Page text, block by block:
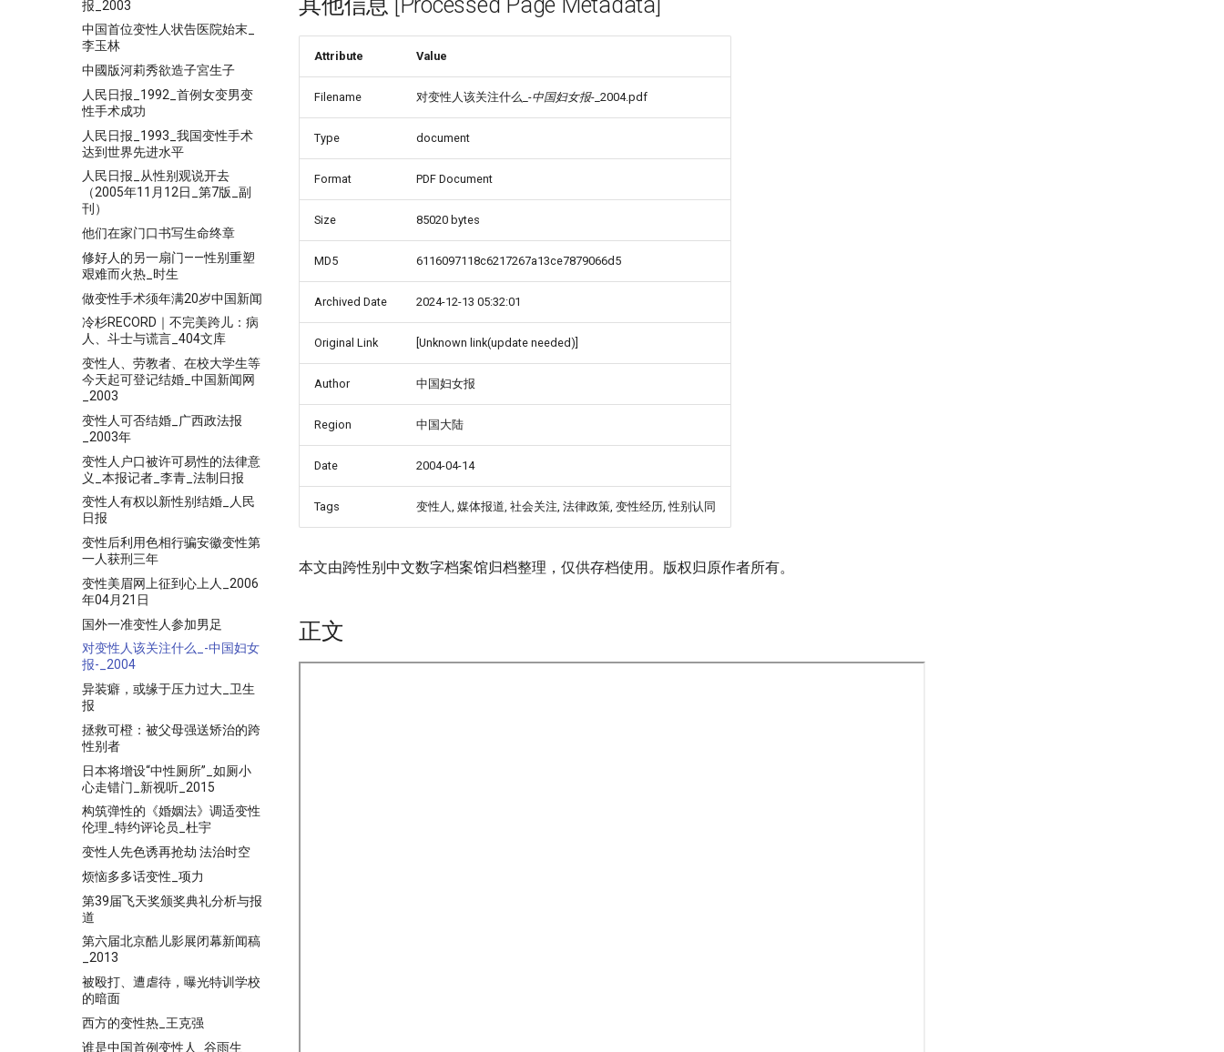
报_2003
中国首位变性人状告医院始末_
李玉林
中國版河莉秀欲造子宮生子
人民日报_1992_首例女变男变
性手术成功
人民日报_1993_我国变性手术
达到世界先进水平
人民日报_从性别观说开去
（2005年11月12日_第7版_副
刊）
他们在家门口书写生命终章
修好人的另一扇门——性别重塑
艰难而火热_时生
做变性手术须年满20岁中国新闻
冷杉RECORD｜不完美跨儿：病
人、斗士与谎言_404文库
变性人、劳教者、在校大学生等
今天起可登记结婚_中国新闻网
_2003
变性人可否结婚_广西政法报
_2003年
变性人户口被许可易性的法律意
义_本报记者_李青_法制日报
变性人有权以新性别结婚_人民
日报
变性后利用色相行骗安徽变性第
一人获刑三年
变性美眉网上征到心上人_2006
年04月21日
国外一准变性人参加男足
对变性人该关注什么_-中国妇女
报-_2004
异装癖，或缘于压力过大_卫生
报
拯救可橙：被父母强送矫治的跨
性别者
日本将增设“中性厕所”_如厕小
心走错门_新视听_2015
构筑弹性的《婚姻法》调适变性
伦理_特约评论员_杜宇
变性人先色诱再抢劫 法治时空
烦恼多多话变性_项力
第39届飞天奖颁奖典礼分析与报
道
第六届北京酷儿影展闭幕新闻稿
_2013
被殴打、遭虐待，曝光特训学校
的暗面
西方的变性热_王克强
谁是中国首例变性人_谷雨生
Attribute Value
Filename 对变性人该关注什么_-中国妇女报-_2004.pdf
Type document
Format PDF Document
Size 85020 bytes
MD5 6116097118c6217267a13ce7879066d5
Archived Date 2024-12-13 05:32:01
Original Link [Unknown link(update needed)]
Author 中国妇女报
Region 中国大陆
Date 2004-04-14
Tags 变性人, 媒体报道, 社会关注, 法律政策, 变性经历, 性别认同
本文由跨性别中文数字档案馆归档整理，仅供存档使用。版权归原作者所有。
正文